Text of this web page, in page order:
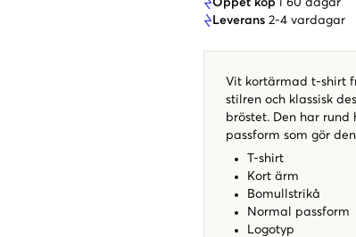
Leverans 2-4 vardagar
Vit kortärmad t-shirt
stilren och klassisk
bröstet. Den har rund
passform som gör
T-shirt
Kort ärm
Bomullstrikå
Normal passform
Logotyp